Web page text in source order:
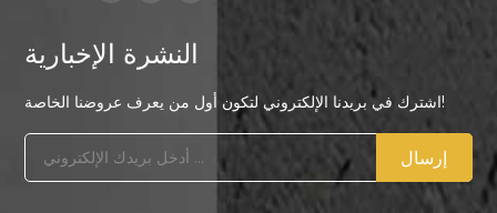
النشرة الإخبارية
اشترك في بريدنا الإلكتروني لتكون أول من يعرف عروضنا الخاصة!
إرسال